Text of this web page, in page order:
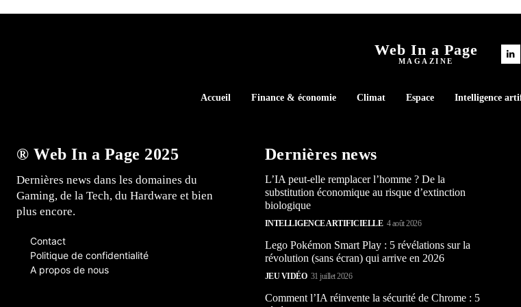
Web In a Page
MAGAZINE
Accueil Finance & économie Climat Espace Intelligence
® Web In a Page 2025
Dernières news dans les domaines du
Gaming, de la Tech, du Hardware et bien
plus encore.
Contact
Politique de confidentialité
A propos de nous
Dernières news
L’IA peut-elle remplacer l’homme ? De la
substitution économique au risque d’extinction
biologique
INTELLIGENCE ARTIFICIELLE 4 août 2026
Lego Pokémon Smart Play : 5 révélations sur la
révolution (sans écran) qui arrive en 2026
JEU VIDÉO 31 juillet 2026
Comment l’IA réinvente la sécurité de Chrome : 5